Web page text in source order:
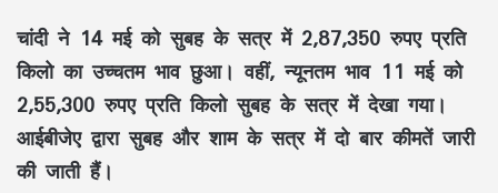
चांदी ने 14 मई को सुबह के सत्र में 2,87,350 रुपए प्रति
किलो का उच्चतम भाव छुआ। वहीं, न्यूनतम भाव 11 मई को
2,55,300 रुपए प्रति किलो सुबह के सत्र में देखा गया।
आईबीजेए द्वारा सुबह और शाम के सत्र में दो बार कीमतें जारी
की जाती हैं।